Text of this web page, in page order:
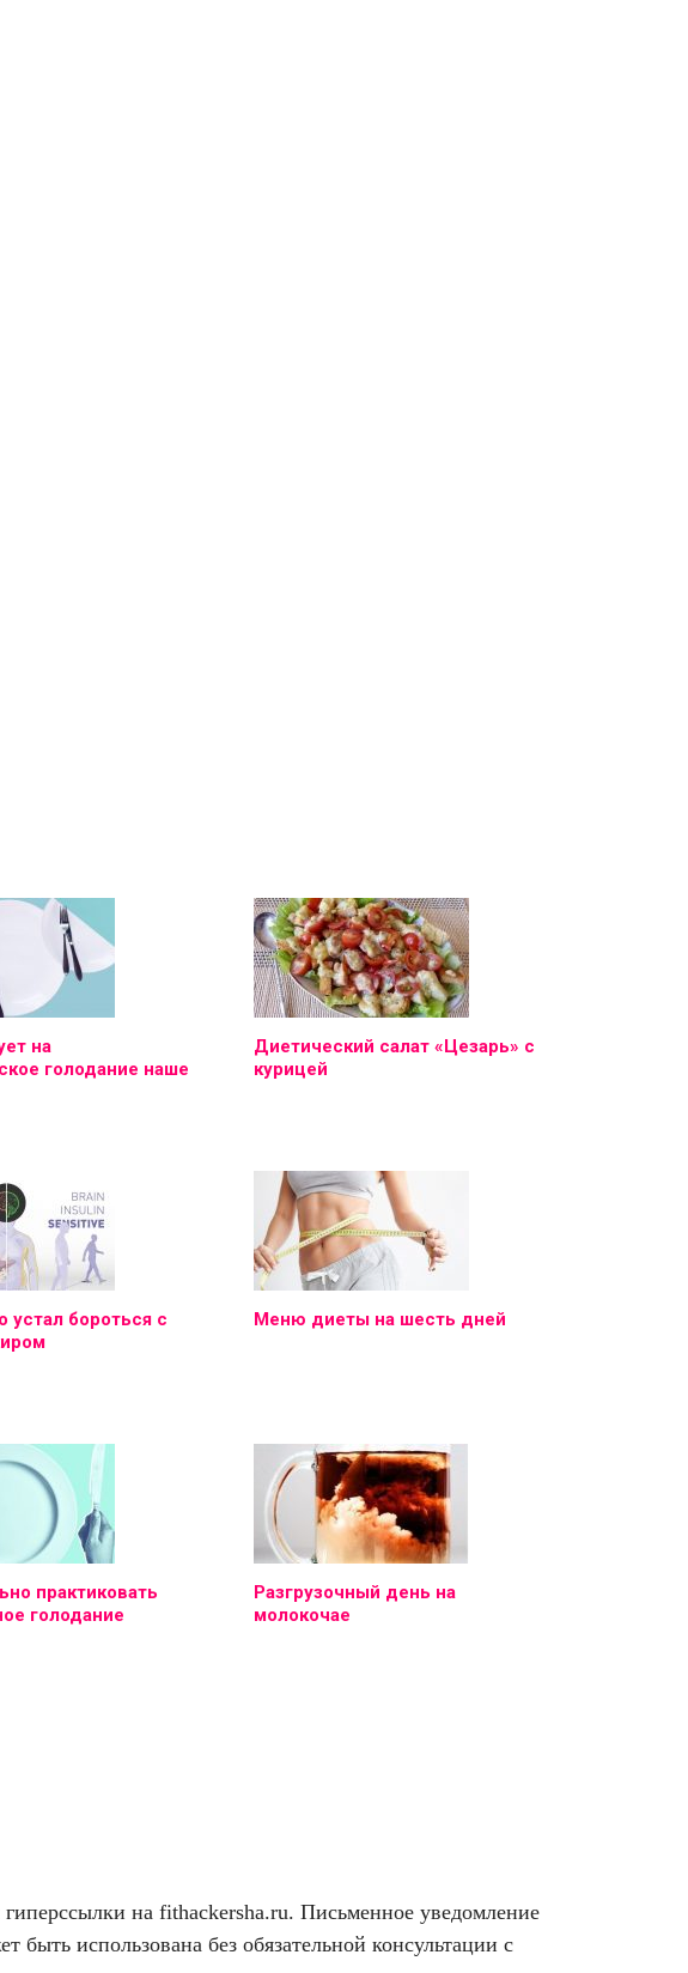
на
голодание наше
Диетический салат «Цезарь» с
курицей
устал бороться с
Меню диеты на шесть дней
практиковать
голодание
Разгрузочный день на
молокочае
на fithackersha.ru. Письменное уведомление
использована без обязательной консультации с